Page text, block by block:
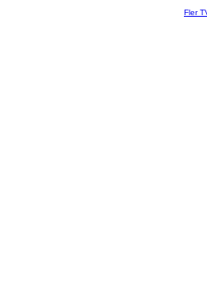
Fler